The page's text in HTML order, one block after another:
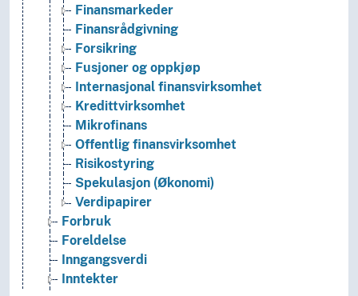
Finansmarkeder
Finansrådgivning
Forsikring
Fusjoner og oppkjøp
Internasjonal finansvirksomhet
Kredittvirksomhet
Mikrofinans
Offentlig finansvirksomhet
Risikostyring
Spekulasjon (Økonomi)
Verdipapirer
Forbruk
Foreldelse
Inngangsverdi
Inntekter